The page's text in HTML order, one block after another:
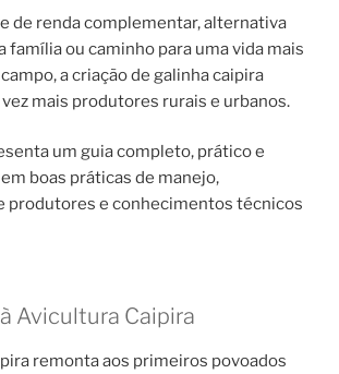
de renda complementar, alternativa
família ou caminho para uma vida mais
a criação de galinha caipira
mais produtores rurais e urbanos.
um guia completo, prático e
boas práticas de manejo,
produtores e conhecimentos técnicos
Avicultura Caipira
remonta aos primeiros povoados